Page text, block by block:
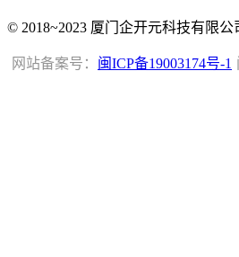
© 2018~2023 厦门企开元科技有限公
网站备案号： 闽ICP备19003174号-1